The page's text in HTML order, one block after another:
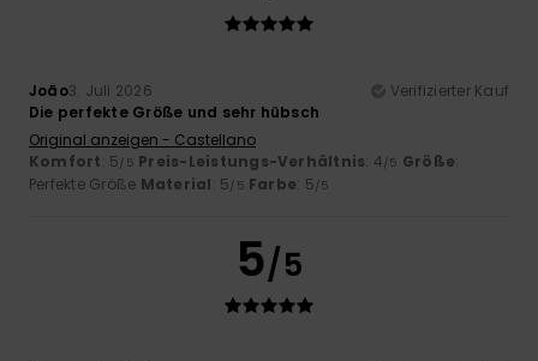
João3. Juli 2026
Verifizierter Kauf
Die perfekte Größe und sehr hübsch
Original anzeigen - Castellano
Komfort: 5/5 Preis-Leistungs-Verhältnis: 4/5 Größe:
Perfekte Größe Material: 5/5 Farbe: 5/5
5/5